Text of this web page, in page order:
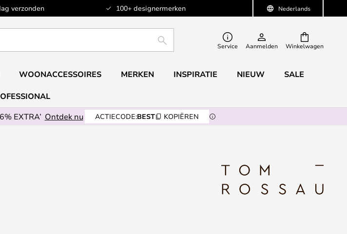
Nederlands
verzonden 100+ designermerken
Winkelwagen
ZOEKEN Service Aanmelden
WOONACCESSOIRES MERKEN INSPIRATIE NIEUW SALE
EXTRA’ Ontdek nu ACTIECODE:BEST KOPIËREN